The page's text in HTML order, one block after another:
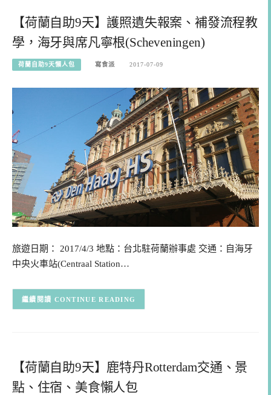
【荷蘭自助9天】護照遺失報案、補發流程教
學，海牙與席凡寧根(Scheveningen)
荷蘭自助9天懶人包 寫食派 2017-07-09
旅遊日期： 2017/4/3 地點：台北駐荷蘭辦事處 交通：自海牙
中央火車站(Centraal Station…
CONTINUE READING
【荷蘭自助9天】鹿特丹Rotterdam交通、景
點、住宿、美食懶人包